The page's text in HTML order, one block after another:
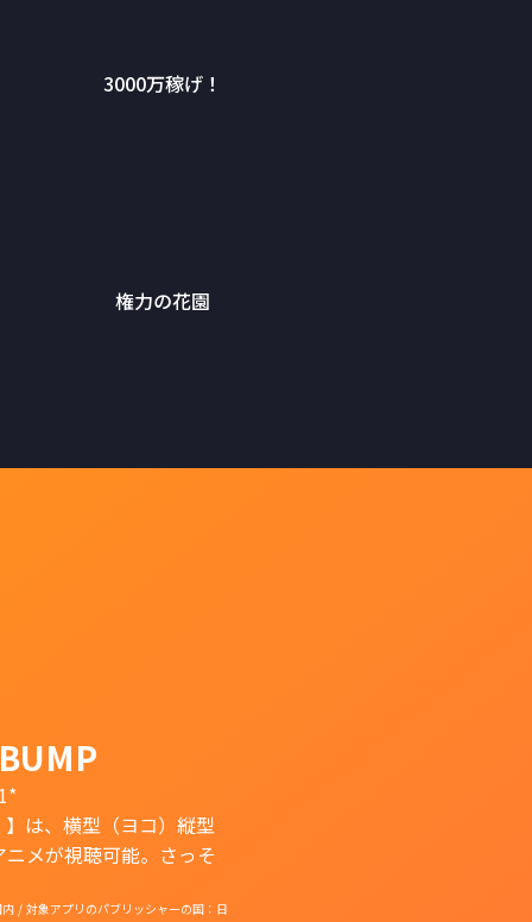
3000万稼げ！
権力の花園
は、横型（ヨコ）縦型
メが視聴可能。さっそ
/ 対象アプリのパブリッシャーの国：日